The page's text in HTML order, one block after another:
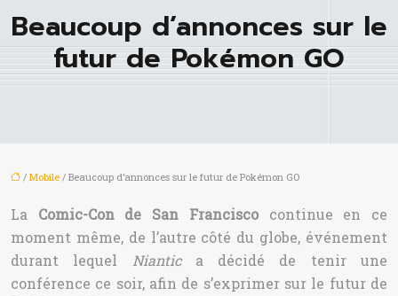
Beaucoup d’annonces sur le
futur de Pokémon GO
/ Mobile / Beaucoup d’annonces sur le futur de Pokémon GO
La Comic-Con de San Franciscocontinue en ce
moment même, de l’autre côté du globe, événement
durant lequel
Niantica décidé de tenir une
conférence ce soir, afin de s’exprimer sur le futur de